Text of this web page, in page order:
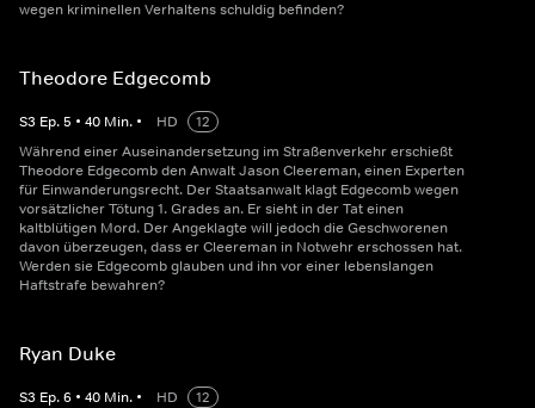
wegen kriminellen Verhaltens schuldig befinden?
Theodore Edgecomb
S3 Ep.5 • 40 Min. • HD
12
Während einer Auseinandersetzung im Straßenverkehr erschießt
Theodore Edgecomb den Anwalt Jason Cleereman, einen Experten
für Einwanderungsrecht. Der Staatsanwalt klagt Edgecomb wegen
vorsätzlicher Tötung 1. Grades an. Er sieht in der Tat einen
kaltblütigen Mord. Der Angeklagte will jedoch die Geschworenen
davon überzeugen, dass er Cleereman in Notwehr erschossen hat.
Werden sie Edgecomb glauben und ihn vor einer lebenslangen
Haftstrafe bewahren?
Ryan Duke
S3 Ep.6 • 40 Min. • HD 12